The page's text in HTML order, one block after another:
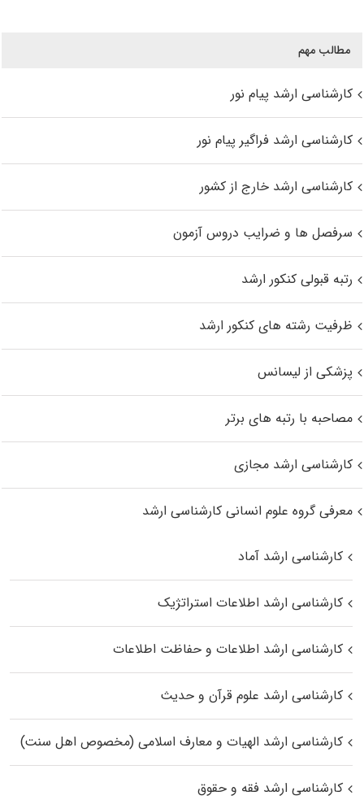
مطالب مهم
کارشناسی ارشد پیام نور
کارشناسی ارشد فراگیر پیام نور
کارشناسی ارشد خارج از کشور
سرفصل ها و ضرایب دروس آزمون
رتبه قبولی کنکور ارشد
ظرفیت رشته های کنکور ارشد
پزشکی از لیسانس
مصاحبه با رتبه های برتر
کارشناسی ارشد مجازی
معرفی گروه علوم انسانی کارشناسی ارشد
کارشناسی ارشد آماد
کارشناسی ارشد اطلاعات استراتژیک
کارشناسی ارشد اطلاعات و حفاظت اطلاعات
کارشناسی ارشد علوم قرآن و حدیث
کارشناسی ارشد الهیات و معارف اسلامی (مخصوص اهل سنت)
کارشناسی ارشد فقه و حقوق